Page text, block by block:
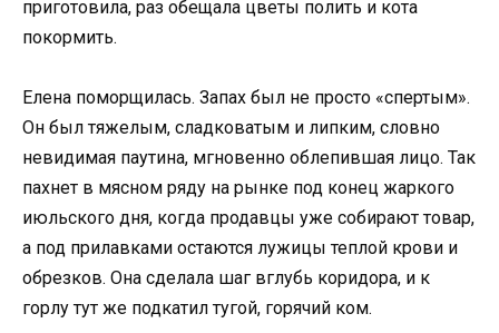
приготовила, раз обещала цветы полить и кота
покормить.
Елена поморщилась. Запах был не просто «спертым».
Он был тяжелым, сладковатым и липким, словно
невидимая паутина, мгновенно облепившая лицо. Так
пахнет в мясном ряду на рынке под конец жаркого
июльского дня, когда продавцы уже собирают товар,
а под прилавками остаются лужицы теплой крови и
обрезков. Она сделала шаг вглубь коридора, и к
горлу тут же подкатил тугой, горячий ком.